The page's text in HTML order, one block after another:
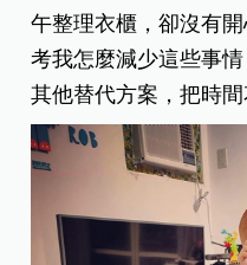
午整理衣櫃，卻沒有
考我怎麼減少這些事
其他替代方案，把時間